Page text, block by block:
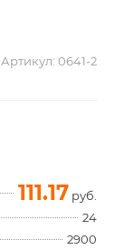
Артикул: 0641-2
111.17 руб.
24
2900